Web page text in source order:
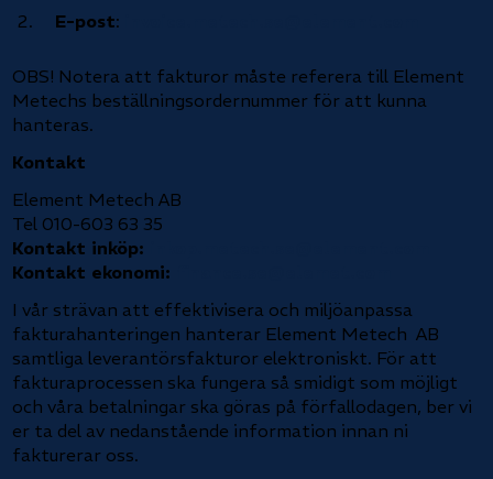
E-post:
OBS! Notera att fakturor måste referera till Element
Metechs beställningsordernummer för att kunna
hanteras.
Kontakt
Element Metech AB
Tel 010-603 63 35
Kontakt inköp:
Kontakt ekonomi:
I vår strävan att effektivisera och miljöanpassa
fakturahanteringen hanterar Element Metech AB
samtliga leverantörsfakturor elektroniskt. För att
fakturaprocessen ska fungera så smidigt som möjligt
och våra betalningar ska göras på förfallodagen, ber vi
er ta del av nedanstående information innan ni
fakturerar oss.